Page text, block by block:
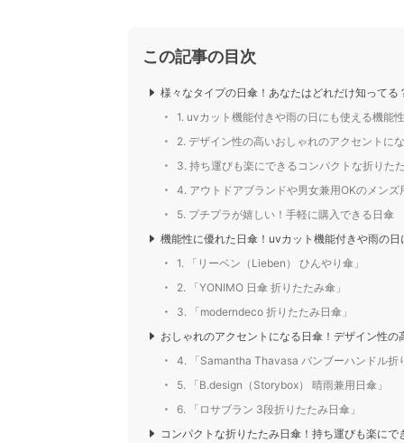
この記事の目次
様々なタイプの日傘！あなたはどれだけ知ってる
1. uvカット機能付きや雨の日にも使える機能
2. デザイン性の高いおしゃれのアクセントに
3. 持ち運びも楽にできるコンパクトな折りた
4. アウトドアブランドや男女兼用OKのメンズ
5. プチプラが嬉しい！手軽に購入できる日傘
機能性に優れた日傘！uvカット機能付きや雨の
1. 「リーベン（Lieben） ひんやり傘」
2. 「YONIMO 日傘 折りたたみ傘」
3. 「moderndeco 折りたたみ日傘」
おしゃれのアクセントになる日傘！デザイン性の
4. 「Samantha Thavasa バンブーハンドル折
5. 「B.design（Storybox） 晴雨兼用日傘」
6. 「ロサブラン 3段折りたたみ日傘」
コンパクトな折りたたみ日傘！持ち運びも楽にで